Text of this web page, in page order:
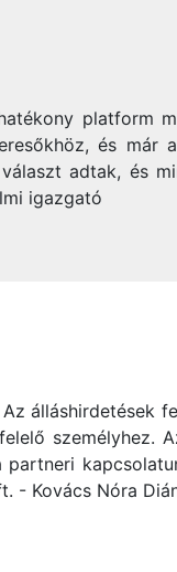
platform
és már
adtak, és
igazgató
álláshirdetések
személyhez.
partneri
- Kovács Nóra